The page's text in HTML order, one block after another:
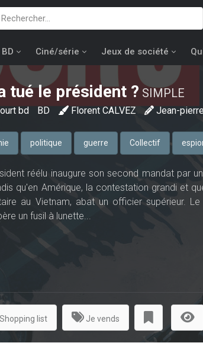
BD Ciné/série Jeux de société
tué le président ? SIMPLE
bd BD Florent CALVEZ Jean-
politique guerre Collectif
réélu inaugure son second mandat par
qu'en Amérique, la contestation grandi et
au Vietnam, abat un officier supérieur.
un fusil à lunette...
Shopping list Je vends